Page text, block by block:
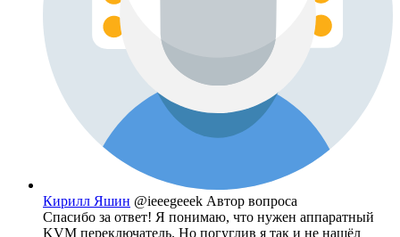
Кирилл Яшин @ieeegeeek Автор вопроса
Спасибо за ответ! Я понимаю, что нужен аппаратный
KVM переключатель. Но погуглив я так и не нашёл